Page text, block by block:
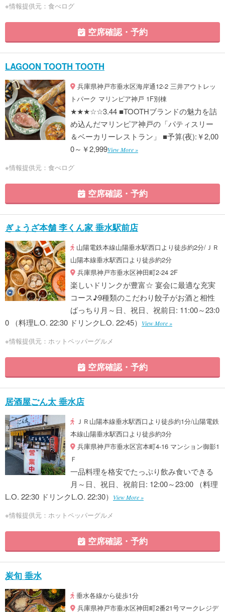
※情報提供元：食べログ
空席確認・予約
LAGOON TOOTH TOOTH
兵庫県神戸市垂水区海岸通12-2 三井アウトレッ
トパーク マリンピア神戸 1F別棟
★★★☆☆3.44 ■TOOTHブランドの魅力を詰
め込んだマリンピア神戸の「パティスリー
＆ベーカリーレストラン」 ■予算(夜):￥2,00
0～￥2,999View More »
※情報提供元：食べログ
空席確認・予約
ぎょうざ本舗 李くん家 垂水駅前店
山陽電鉄本線山陽垂水駅西口より徒歩約2分/ＪＲ
山陽本線垂水駅西口より徒歩約2分
兵庫県神戸市垂水区神田町2-24 2F
楽しいドリンクが豊富☆ 宴会に最適な充実
コース♪9種類のこだわり餃子がお酒と相性
ばっちり月～日、祝日、祝前日: 11:00～23:0
0 （料理L.O. 22:30 ドリンクL.O. 22:45）
View More »
※情報提供元：ホットペッパーグルメ
空席確認・予約
居酒屋ごん太 垂水店
ＪＲ山陽本線垂水駅西口より徒歩約1分/山陽電鉄
本線山陽垂水駅西口より徒歩約3分
兵庫県神戸市垂水区宮本町4-16 マンション御影1
Ｆ
一品料理を格安でたっぷり飲み食いできる
月～日、祝日、祝前日: 12:00～23:00 （料理
L.O. 22:30 ドリンクL.O. 22:30）
View More »
※情報提供元：ホットペッパーグルメ
空席確認・予約
炭旬 垂水
垂水各線から徒歩1分
兵庫県神戸市垂水区神田町2番21号マークレジデ